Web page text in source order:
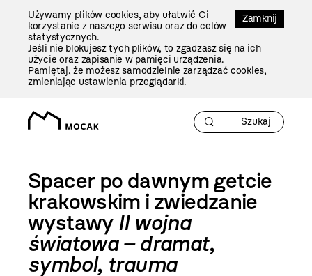
Zamknij
Używamy plików cookies, aby ułatwić Ci
korzystanie z naszego serwisu oraz do celów
statystycznych.
Jeśli nie blokujesz tych plików, to zgadzasz się na ich
użycie oraz zapisanie w pamięci urządzenia.
Pamiętaj, że możesz samodzielnie zarządzać cookies,
zmieniając ustawienia przeglądarki.
Spacer po dawnym getcie
krakowskim i zwiedzanie
wystawy II wojna
światowa – dramat,
symbol, trauma